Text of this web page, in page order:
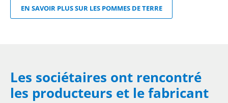
EN SAVOIR PLUS SUR LES POMMES DE TERRE
Les sociétaires ont rencontré
les producteurs et le fabricant